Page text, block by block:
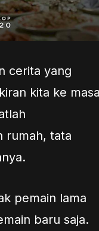
cerita yang
kita ke
rumah, tata
pemain lama
baru saja.